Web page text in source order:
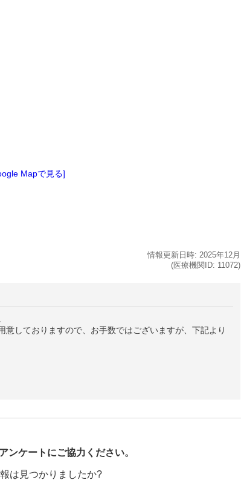
Mapで見る]
情報更新日時: 2025年12月
(医療機関ID: 11072)
しておりますので、お手数ではございますが、下記より
ンケートにご協力ください。
は見つかりましたか?